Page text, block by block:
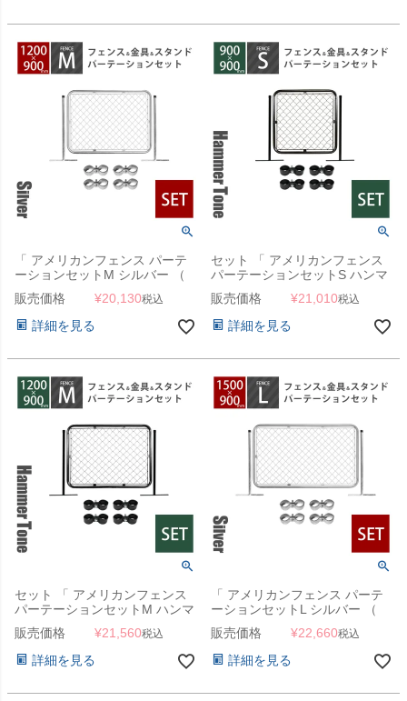
「 アメリカンフェンス パーテ
ーションセットM シルバー （
1200×900mmフェンス＋
Φ31.8mmスタンド2本＋ジョイ
ントA4個 ） 」
販売価格 ¥20,130税込
詳細を見る
セット 「 アメリカンフェンス
パーテーションセットS ハンマ
ートーンブラック （
900×900mmフェンス＋
Φ31.8mmスタンド2本＋ジョイ
ントA4個 ） 」
販売価格 ¥21,010税込
詳細を見る
セット 「 アメリカンフェンス
パーテーションセットM ハンマ
ートーンブラック （
1200×900mmフェンス＋
Φ31.8mmスタンド2本＋ジョイ
ントA4個 ） 」
販売価格 ¥21,560税込
詳細を見る
「 アメリカンフェンス パーテ
ーションセットL シルバー （
1500×900mmフェンス＋
Φ31.8mmスタンド2本＋ジョイ
ントA4個 ） 」
販売価格 ¥22,660税込
詳細を見る